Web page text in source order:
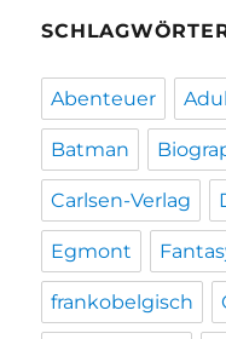
Abenteuer
Batman
Carlsen-Verlag
Egmont
frankobelgisch